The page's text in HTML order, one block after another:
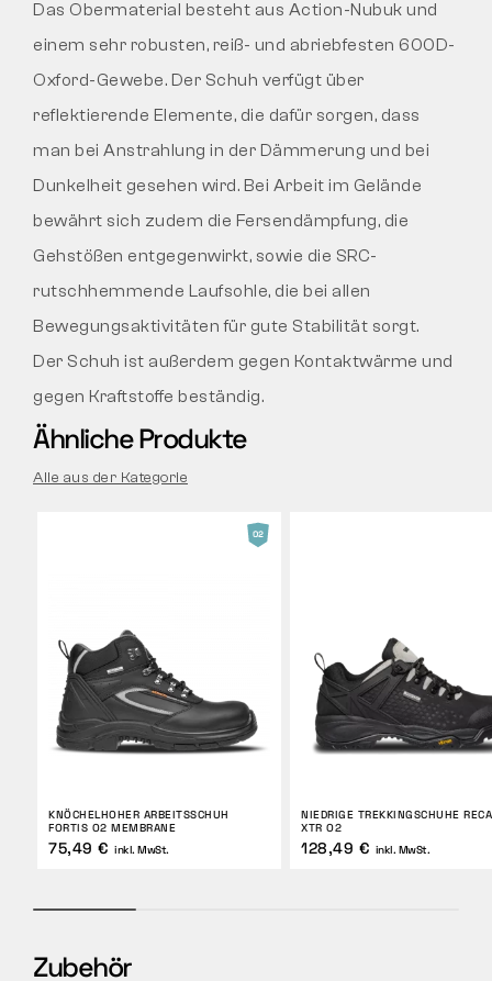
Das Obermaterial besteht aus Action-Nubuk und
einem sehr robusten, reiß- und abriebfesten 600D-
Oxford-Gewebe. Der Schuh verfügt über
reflektierende Elemente, die dafür sorgen, dass
man bei Anstrahlung in der Dämmerung und bei
Dunkelheit gesehen wird. Bei Arbeit im Gelände
bewährt sich zudem die Fersendämpfung, die
Gehstößen entgegenwirkt, sowie die SRC-
rutschhemmende Laufsohle, die bei allen
Bewegungsaktivitäten für gute Stabilität sorgt.
Der Schuh ist außerdem gegen Kontaktwärme und
gegen Kraftstoffe beständig.
Ähnliche Produkte
Alle aus der Kategorie
KNÖCHELHOHER ARBEITSSCHUH
FORTIS O2 MEMBRANE
75,49 € inkl. MwSt.
NIEDRIGE TREKKINGSCHUHE
XTR O2
128,49 € inkl. MwSt.
Zubehör